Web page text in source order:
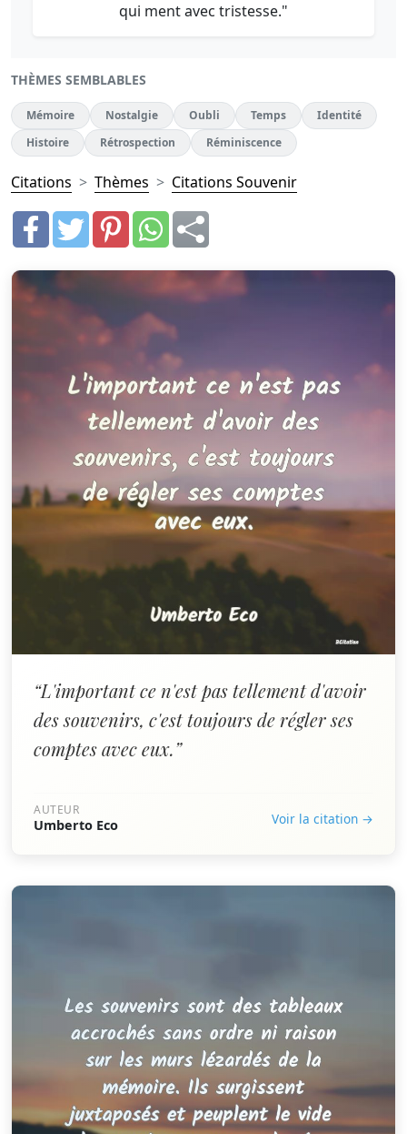
qui ment avec tristesse."
THÈMES SEMBLABLES
Mémoire Nostalgie Oubli Temps
Identité
Histoire
Rétrospection Réminiscence
Citations Thèmes Citations Souvenir
“L'important ce n'est pas tellement d'avoir
des souvenirs, c'est toujours de régler ses
comptes avec eux.”
AUTEUR
Umberto Eco Voir la citation →